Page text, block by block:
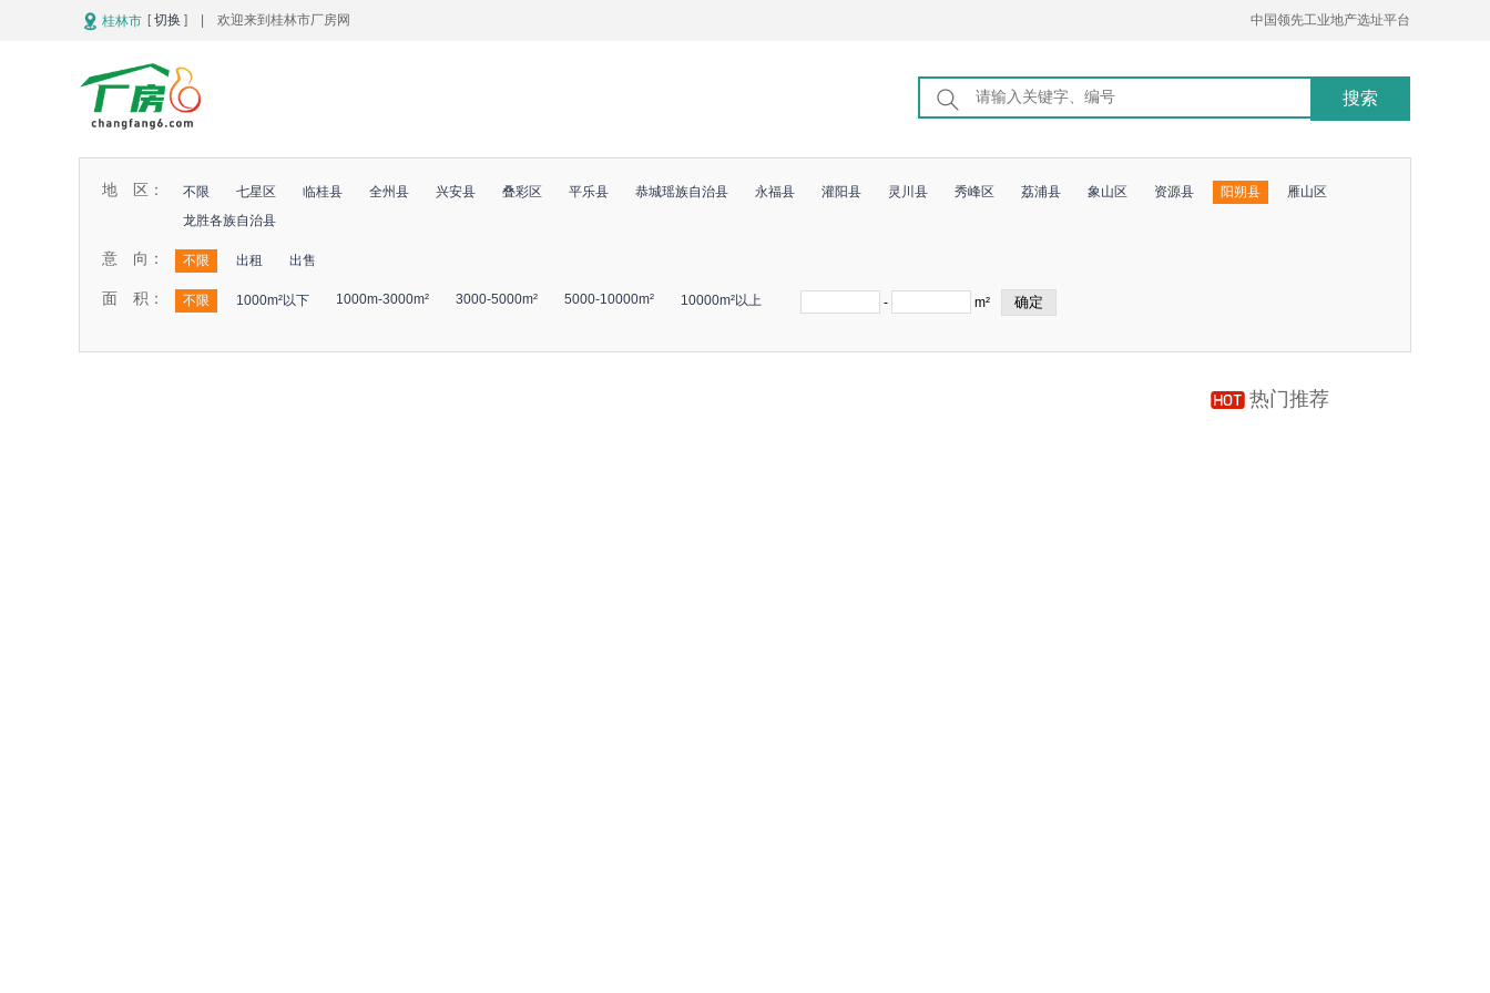
桂林市 [ 切换 ] | 欢迎来到桂林市厂房网 中国领先工业地产选址平台
地 区： 不限 七星区 临桂县 全州县 兴安县 叠彩区 平乐县 恭城瑶族自治县 永福县 灌阳县 灵川县 秀峰区 荔浦县 象山区 资源县 阳朔县
雁山区
龙胜各族自治县
意 向： 不限 出租 出售
面 积： 不限 1000m²以下 1000m-3000m² 3000-5000m² 5000-10000m² 10000m²以上 - m²
热门推荐